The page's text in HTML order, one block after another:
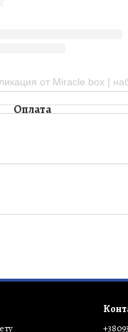
от Miracle box |
Оплата